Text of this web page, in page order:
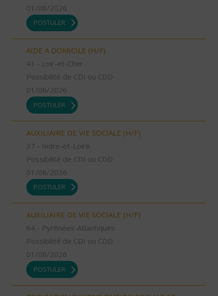
01/08/2026
POSTULER
AIDE A DOMICILE (H/F)
41 - Loir-et-Cher
Possibilité de CDI ou CDD
01/08/2026
POSTULER
AUXILIAIRE DE VIE SOCIALE (H/F)
37 - Indre-et-Loire
Possibilité de CDI ou CDD
01/08/2026
POSTULER
AUXILIAIRE DE VIE SOCIALE (H/F)
64 - Pyrénées-Atlantiques
Possibilité de CDI ou CDD
01/08/2026
POSTULER